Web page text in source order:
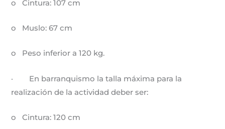
o Cintura: 107 cm
o Muslo: 67 cm
o Peso inferior a 120 kg.
· En barranquismo la talla máxima para la
realización de la actividad deber ser:
o Cintura: 120 cm